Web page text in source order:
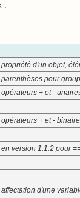
:
propriété d'un objet,
parenthèses pour
opérateurs + et -
opérateurs + et -
en version 1.1.2 pour
affectation d'une